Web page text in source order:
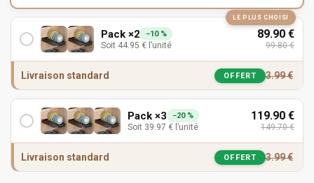
LE PLUS CHOISI
Pack ×2 −10 %
Soit 44.95 € l’unité
89.90 €
99.80€
Livraison standard OFFERT 3.99€
Pack ×3 −20 %
Soit 39.97 € l’unité
119.90 €
149.70€
Livraison standard OFFERT 3.99€